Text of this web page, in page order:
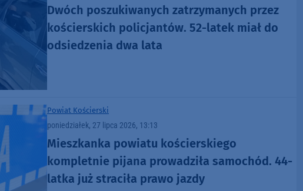
Dwóch poszukiwanych zatrzymanych przez
kościerskich policjantów. 52-latek miał do
odsiedzenia dwa lata
Powiat Kościerski
poniedziałek, 27 lipca 2026, 13:13
Mieszkanka powiatu kościerskiego
kompletnie pijana prowadziła samochód. 44-
latka już straciła prawo jazdy